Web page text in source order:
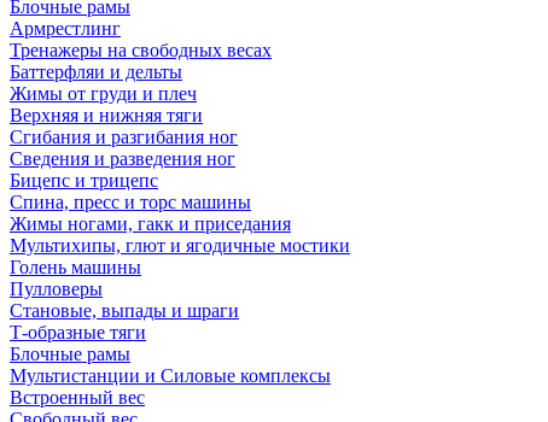
Блочные рамы
Армрестлинг
Тренажеры на свободных весах
Баттерфляи и дельты
Жимы от груди и плеч
Верхняя и нижняя тяги
Сгибания и разгибания ног
Сведения и разведения ног
Бицепс и трицепс
Спина, пресс и торс машины
Жимы ногами, гакк и приседания
Мультихипы, глют и ягодичные мостики
Голень машины
Пулловеры
Становые, выпады и шраги
Т-образные тяги
Блочные рамы
Мультистанции и Силовые комплексы
Встроенный вес